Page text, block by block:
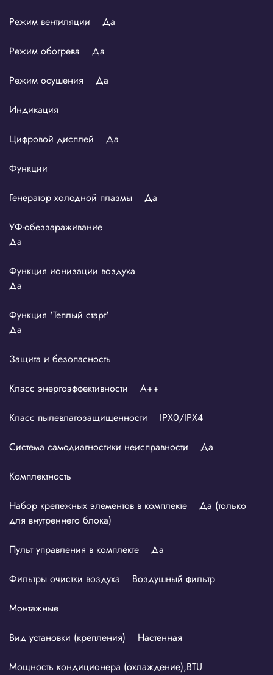
Режим вентиляции Да
Режим обогрева Да
Режим осушения Да
Индикация
Цифровой дисплей Да
Функции
Генератор холодной плазмы Да
УФ-обеззараживание
Да
Функция ионизации воздуха
Да
Функция 'Теплый старт'
Да
Защита и безопасность
Класс энергоэффективности A++
Класс пылевлагозащищенности IPX0/IPX4
Система самодиагностики неисправности Да
Комплектность
Набор крепежных элементов в комплекте Да (только
для внутреннего блока)
Пульт управления в комплекте Да
Фильтры очистки воздуха Воздушный фильтр
Монтажные
Вид установки (крепления) Настенная
Мощность кондиционера (охлаждение),BTU